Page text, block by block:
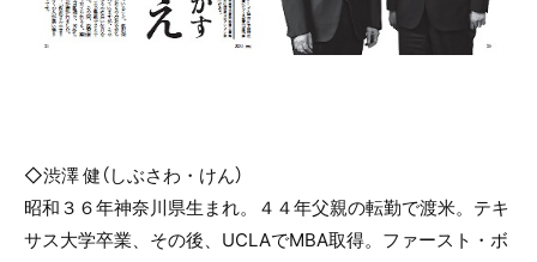
◇渋澤 健（しぶさわ・けん）
昭和３６年神奈川県生まれ。４４年父親の転勤で渡米。テキ
サス大学卒業、その後、 UCLAでMBA取得。ファースト・ボ